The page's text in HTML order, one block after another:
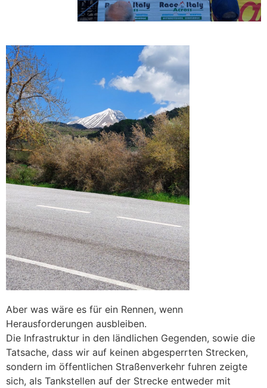
Aber was wäre es für ein Rennen, wenn
Herausforderungen ausbleiben.
Die Infrastruktur in den ländlichen Gegenden, sowie die
Tatsache, dass wir auf keinen abgesperrten Strecken,
sondern im öffentlichen Straßenverkehr fuhren zeigte
sich, als Tankstellen auf der Strecke entweder mit